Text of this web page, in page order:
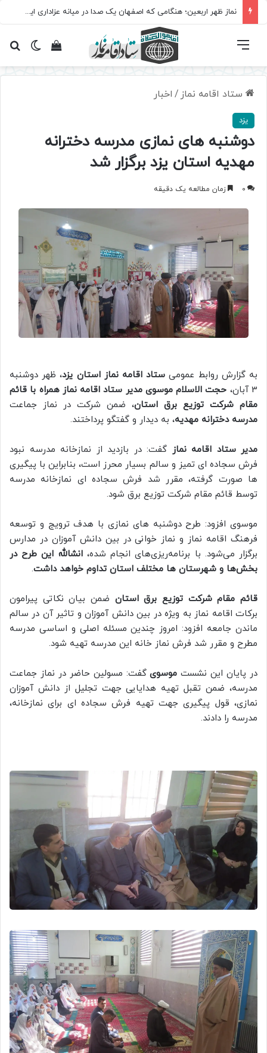
نماز ظهر اربعین؛ هنگامی که اصفهان یک صدا در میانه عزاداری ایستاد
تغییرمشاهده فهرست
ستاد اقامه نماز / اخبار
یزد
دوشنبه های نمازی مدرسه دخترانه
مهدیه استان یزد برگزار شد
0 زمان مطالعه یک دقیقه
به گزارش روابط عمومی ستاد اقامه نماز استان یزد، ظهر دوشنبه
3 آبان،
حجت الاسلام موسوی مدیر ستاد اقامه نماز همراه با قائم
مقام شرکت توزیع برق استان، ضمن شرکت در نماز جماعت
مدرسه دخترانه مهدیه، به دیدار و گفتگو پرداختند.
مدیر ستاد اقامه نماز گفت: در بازدید از نمازخانه مدرسه نبود
فرش سجاده ای تمیز و سالم بسیار محرز است، بنابراین با پیگیری
ها صورت گرفته، مقرر شد فرش سجاده ای نمازخانه مدرسه
توسط قائم مقام شرکت توزیع برق شود.
موسوی افزود: طرح دوشنبه های نمازی با هدف ترویج و توسعه
فرهنگ اقامه نماز و نماز خوانی در بین دانش آموزان در مدارس
برگزار می‌شود. با برنامه‌ریزی‌های انجام شده، انشالله این طرح در
بخش‌ها و شهرستان ها مختلف استان تداوم خواهد داشت.
قائم مقام شرکت توزیع برق استان ضمن بیان نکاتی پیرامون
برکات اقامه نماز به ویژه در بین دانش آموزان و تاثیر آن در سالم
ماندن جامعه افزود: امروز چندین مسئله اصلی و اساسی مدرسه
مطرح و مقرر شد فرش نماز خانه این مدرسه تهیه شود.
در پایان این نشستموسویگفت: مسولین حاضر در نماز جماعت
مدرسه، ضمن تقبل تهیه هدایایی جهت تجلیل از دانش آموزان
نمازی، قول پیگیری جهت تهیه فرش سجاده ای برای نمازخانه،
مدرسه را دادند.